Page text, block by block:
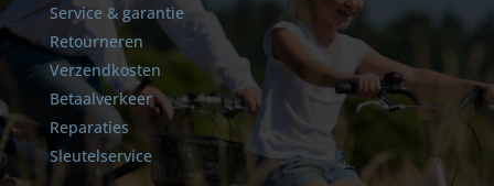
Service & garantie
Retourneren
Verzendkosten
Betaalverkeer
Reparaties
Sleutelservice